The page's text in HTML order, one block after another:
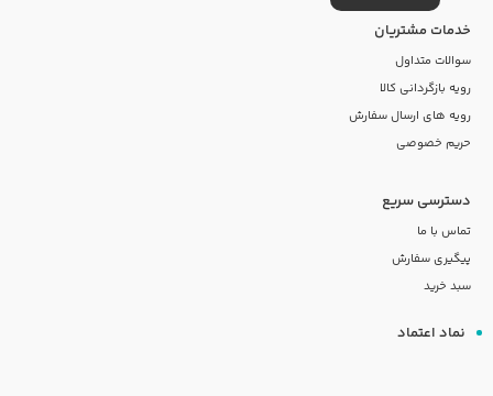
خدمات مشتریان
سوالات متداول
رویه بازگردانی کالا
رویه های ارسال سفارش
حریم خصوصی
دسترسی سریع
تماس با ما
پیگیری سفارش
سبد خرید
نماد اعتماد